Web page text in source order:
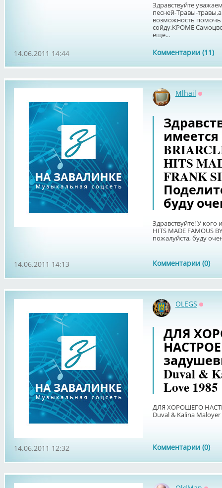
Здравствуйте
песней-Травы-
возможность помочь
сойду,КРОМЕ
ещё...
Комментарии (11)
14.06.2011 14:44
Mlhail
HITS
FRANK
буду
Здравствуйте! У кого
HITS MADE FAMOUS
пожалуйста, буду
Комментарии (0)
14.06.2011 14:13
OLEGS
ДЛЯ
Duval &
Love 1985
ДЛЯ ХОРОШЕГО
Duval & Kalina
Комментарии (0)
14.06.2011 12:32